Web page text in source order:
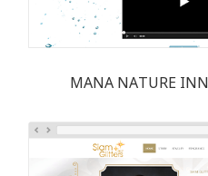
MANA NATURE